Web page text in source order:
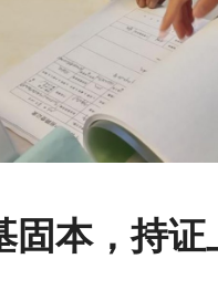
固本，持证